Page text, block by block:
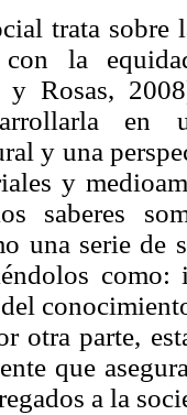
trata sobre
la
yRosas,
y una
y
saberes
una serie de
como:
otra parte,
que
a la